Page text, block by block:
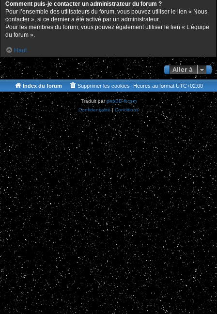
Comment puis-je contacter un administrateur du forum ?
Pour l’ensemble des utilisateurs du forum, vous pouvez utiliser le lien « Nous
contacter », si ce dernier a été activé par un administrateur.
Pour les membres du forum, vous pouvez également utiliser le lien « L’équipe
du forum ».
Haut
Aller à
Index du forum Heures au format UTC+02:00
Supprimer les cookies
Traduit parphpBB-fr.com
Confidentialité|Conditions